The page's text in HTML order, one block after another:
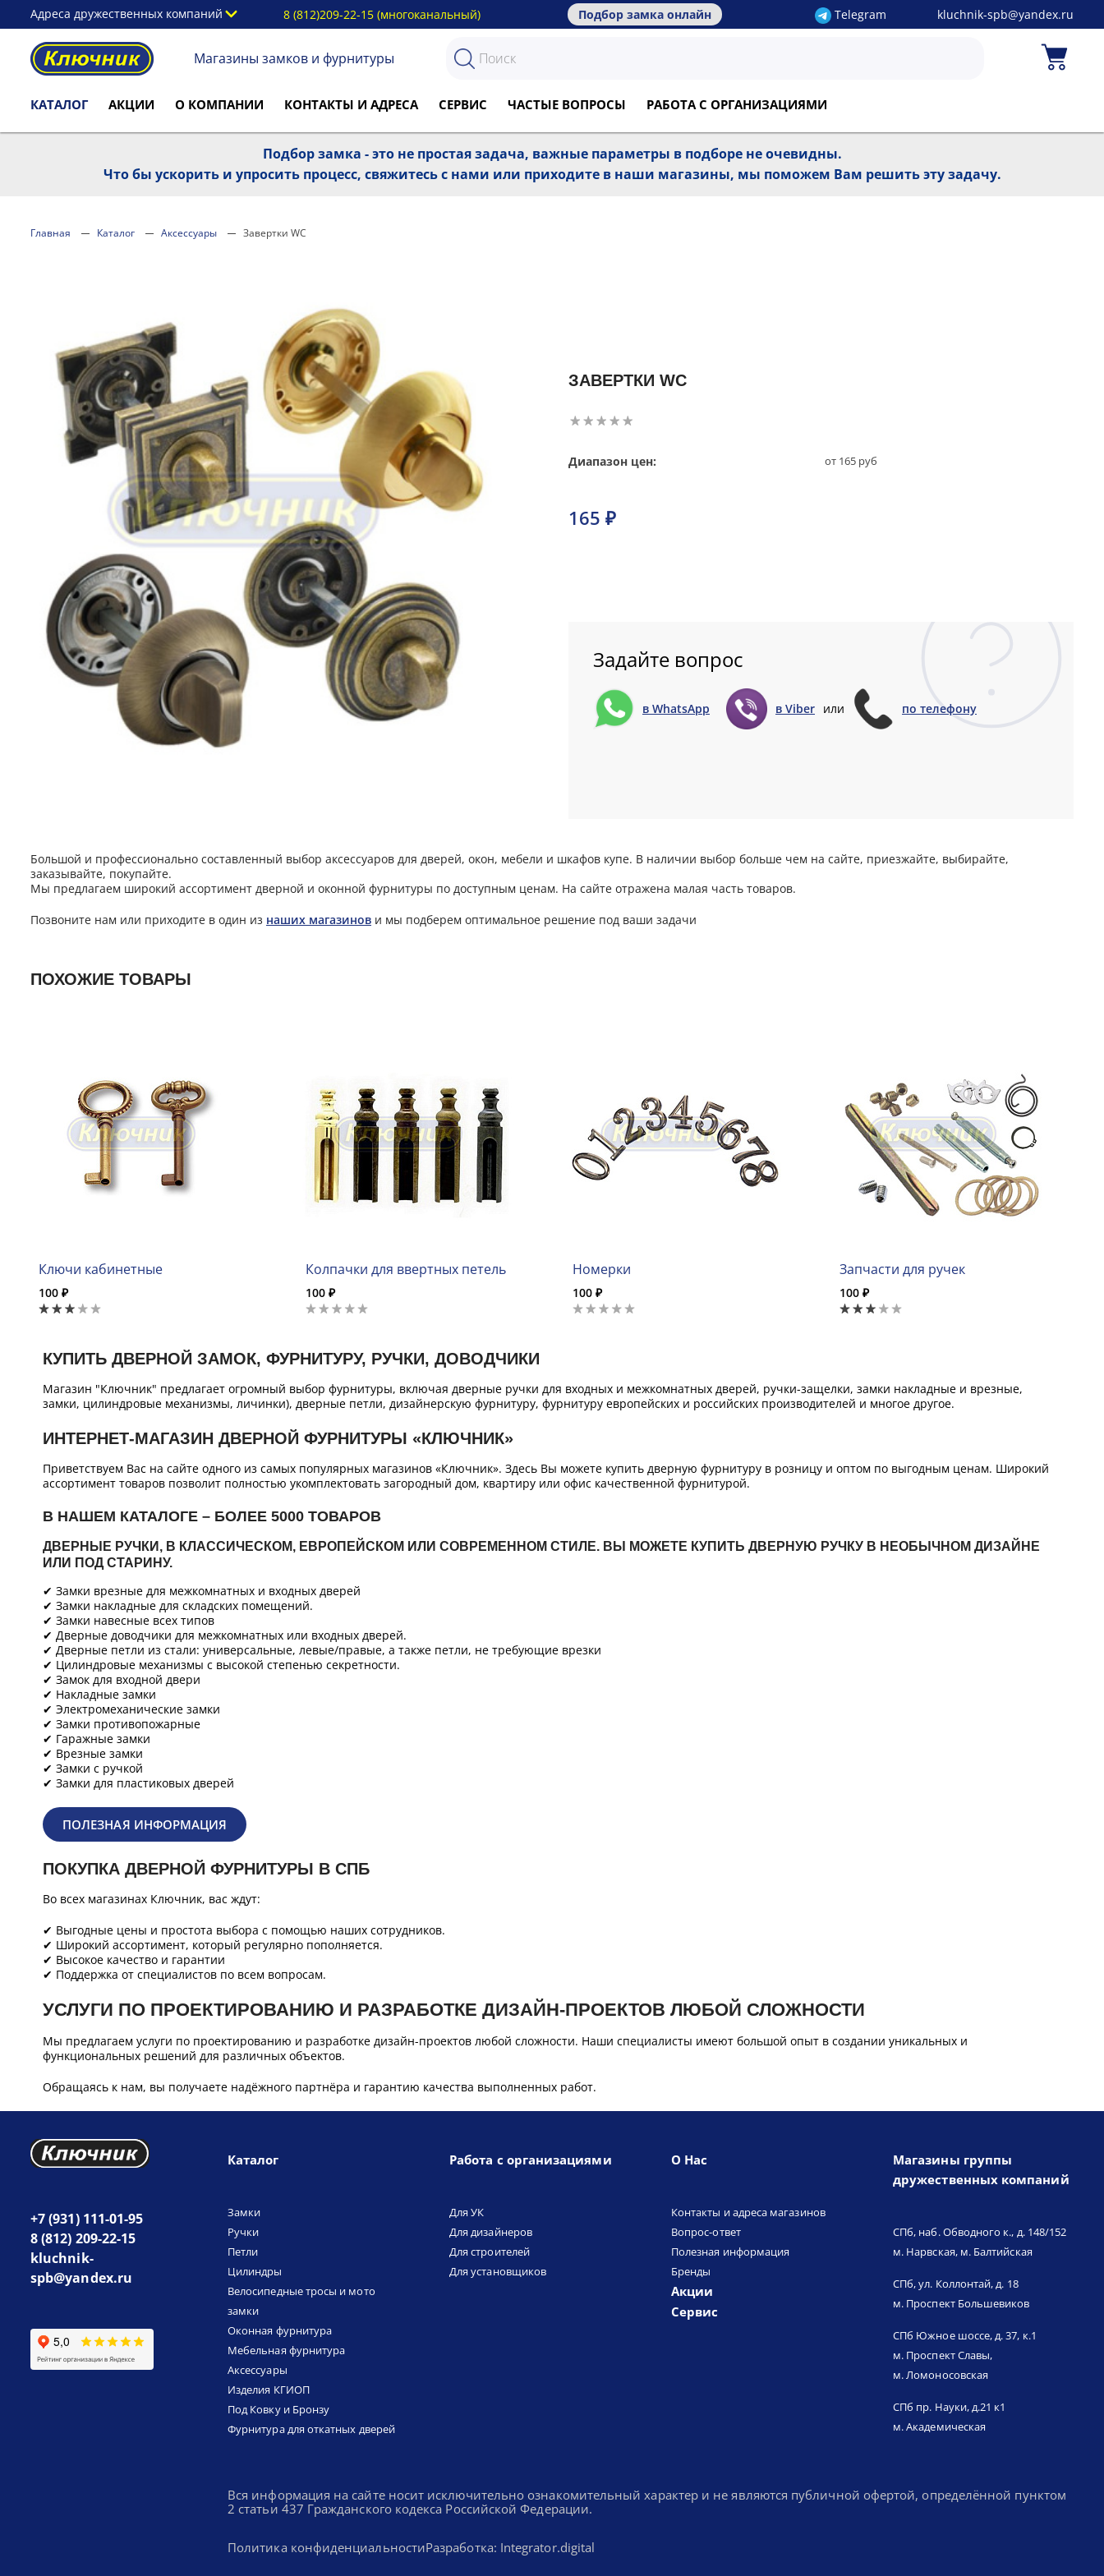
Адреса дружественных компаний 8 (812)209-22-15 (многоканальный) Подбор замка онлайн Telegram kluchnik-spb@yandex.ru
Магазины замков и фурнитуры
КАТАЛОГ АКЦИИ О КОМПАНИИ КОНТАКТЫ И АДРЕСА СЕРВИС ЧАСТЫЕ ВОПРОСЫ РАБОТА С ОРГАНИЗАЦИЯМИ
Подбор замка - это не простая задача, важные параметры в подборе не очевидны.
Что бы ускорить и упросить процесс, свяжитесь с нами или приходите в наши магазины, мы поможем Вам решить эту задачу.
Главная Каталог Аксессуары Завертки WC
ЗАВЕРТКИ WC
Диапазон цен: от 165 руб
165 ₽
Задайте вопрос
в WhatsApp в Viber или по телефону
Большой и профессионально составленный выбор аксессуаров для дверей, окон, мебели и шкафов купе. В наличии выбор больше чем на сайте, приезжайте, выбирайте,
заказывайте, покупайте.
Мы предлагаем широкий ассортимент дверной и оконной фурнитуры по доступным ценам. На сайте отражена малая часть товаров.
Позвоните нам или приходите в один из наших магазинов и мы подберем оптимальное решение под ваши задачи
ПОХОЖИЕ ТОВАРЫ
Ключи кабинетные
100 ₽
Колпачки для ввертных петель
100 ₽
Номерки
100 ₽
Запчасти для ручек
100 ₽
КУПИТЬ ДВЕРНОЙ ЗАМОК, ФУРНИТУРУ, РУЧКИ, ДОВОДЧИКИ
Магазин "Ключник" предлагает огромный выбор фурнитуры, включая дверные ручки для входных и межкомнатных дверей, ручки-защелки, замки накладные и врезные,
замки, цилиндровые механизмы, личинки), дверные петли, дизайнерскую фурнитуру, фурнитуру европейских и российских производителей и многое другое.
ИНТЕРНЕТ-МАГАЗИН ДВЕРНОЙ ФУРНИТУРЫ «КЛЮЧНИК»
Приветствуем Вас на сайте одного из самых популярных магазинов «Ключник». Здесь Вы можете купить дверную фурнитуру в розницу и оптом по выгодным ценам. Широкий
ассортимент товаров позволит полностью укомплектовать загородный дом, квартиру или офис качественной фурнитурой.
В НАШЕМ КАТАЛОГЕ – БОЛЕЕ 5000 ТОВАРОВ
ДВЕРНЫЕ РУЧКИ, В КЛАССИЧЕСКОМ, ЕВРОПЕЙСКОМ ИЛИ СОВРЕМЕННОМ СТИЛЕ. ВЫ МОЖЕТЕ КУПИТЬ ДВЕРНУЮ РУЧКУ В НЕОБЫЧНОМ ДИЗАЙНЕ
ИЛИ ПОД СТАРИНУ.
✔ Замки врезные для межкомнатных и входных дверей
✔ Замки накладные для складских помещений.
✔ Замки навесные всех типов
✔ Дверные доводчики для межкомнатных или входных дверей.
✔ Дверные петли из стали: универсальные, левые/правые, а также петли, не требующие врезки
✔ Цилиндровые механизмы с высокой степенью секретности.
✔ Замок для входной двери
✔ Накладные замки
✔ Электромеханические замки
✔ Замки противопожарные
✔ Гаражные замки
✔ Врезные замки
✔ Замки с ручкой
✔ Замки для пластиковых дверей
ПОЛЕЗНАЯ ИНФОРМАЦИЯ
ПОКУПКА ДВЕРНОЙ ФУРНИТУРЫ В СПБ
Во всех магазинах Ключник, вас ждут:
✔ Выгодные цены и простота выбора с помощью наших сотрудников.
✔ Широкий ассортимент, который регулярно пополняется.
✔ Высокое качество и гарантии
✔ Поддержка от специалистов по всем вопросам.
УСЛУГИ ПО ПРОЕКТИРОВАНИЮ И РАЗРАБОТКЕ ДИЗАЙН-ПРОЕКТОВ ЛЮБОЙ СЛОЖНОСТИ
Мы предлагаем услуги по проектированию и разработке дизайн-проектов любой сложности. Наши специалисты имеют большой опыт в создании уникальных и
функциональных решений для различных объектов.
Обращаясь к нам, вы получаете надёжного партнёра и гарантию качества выполненных работ.
+7 (931) 111-01-95
8 (812) 209-22-15
kluchnik-
spb@yandex.ru
Каталог
Замки
Ручки
Петли
Цилиндры
Велосипедные тросы и мото
замки
Оконная фурнитура
Мебельная фурнитура
Аксессуары
Изделия КГИОП
Под Ковку и Бронзу
Фурнитура для откатных дверей
Работа с организациями
Для УК
Для дизайнеров
Для строителей
Для установщиков
О Нас
Контакты и адреса магазинов
Вопрос-ответ
Полезная информация
Бренды
Акции
Сервис
Магазины группы
дружественных компаний
СПб, наб. Обводного к., д. 148/152
м. Нарвская, м. Балтийская
СПб, ул. Коллонтай, д. 18
м. Проспект Большевиков
СПб Южное шоссе, д. 37, к.1
м. Проспект Славы,
м. Ломоносовская
СПб пр. Науки, д.21 к1
м. Академическая
Вся информация на сайте носит исключительно ознакомительный характер и не являются публичной офертой, определённой пунктом
2 статьи 437 Гражданского кодекса Российской Федерации.
Политика конфиденциальностиРазработка: Integrator.digital